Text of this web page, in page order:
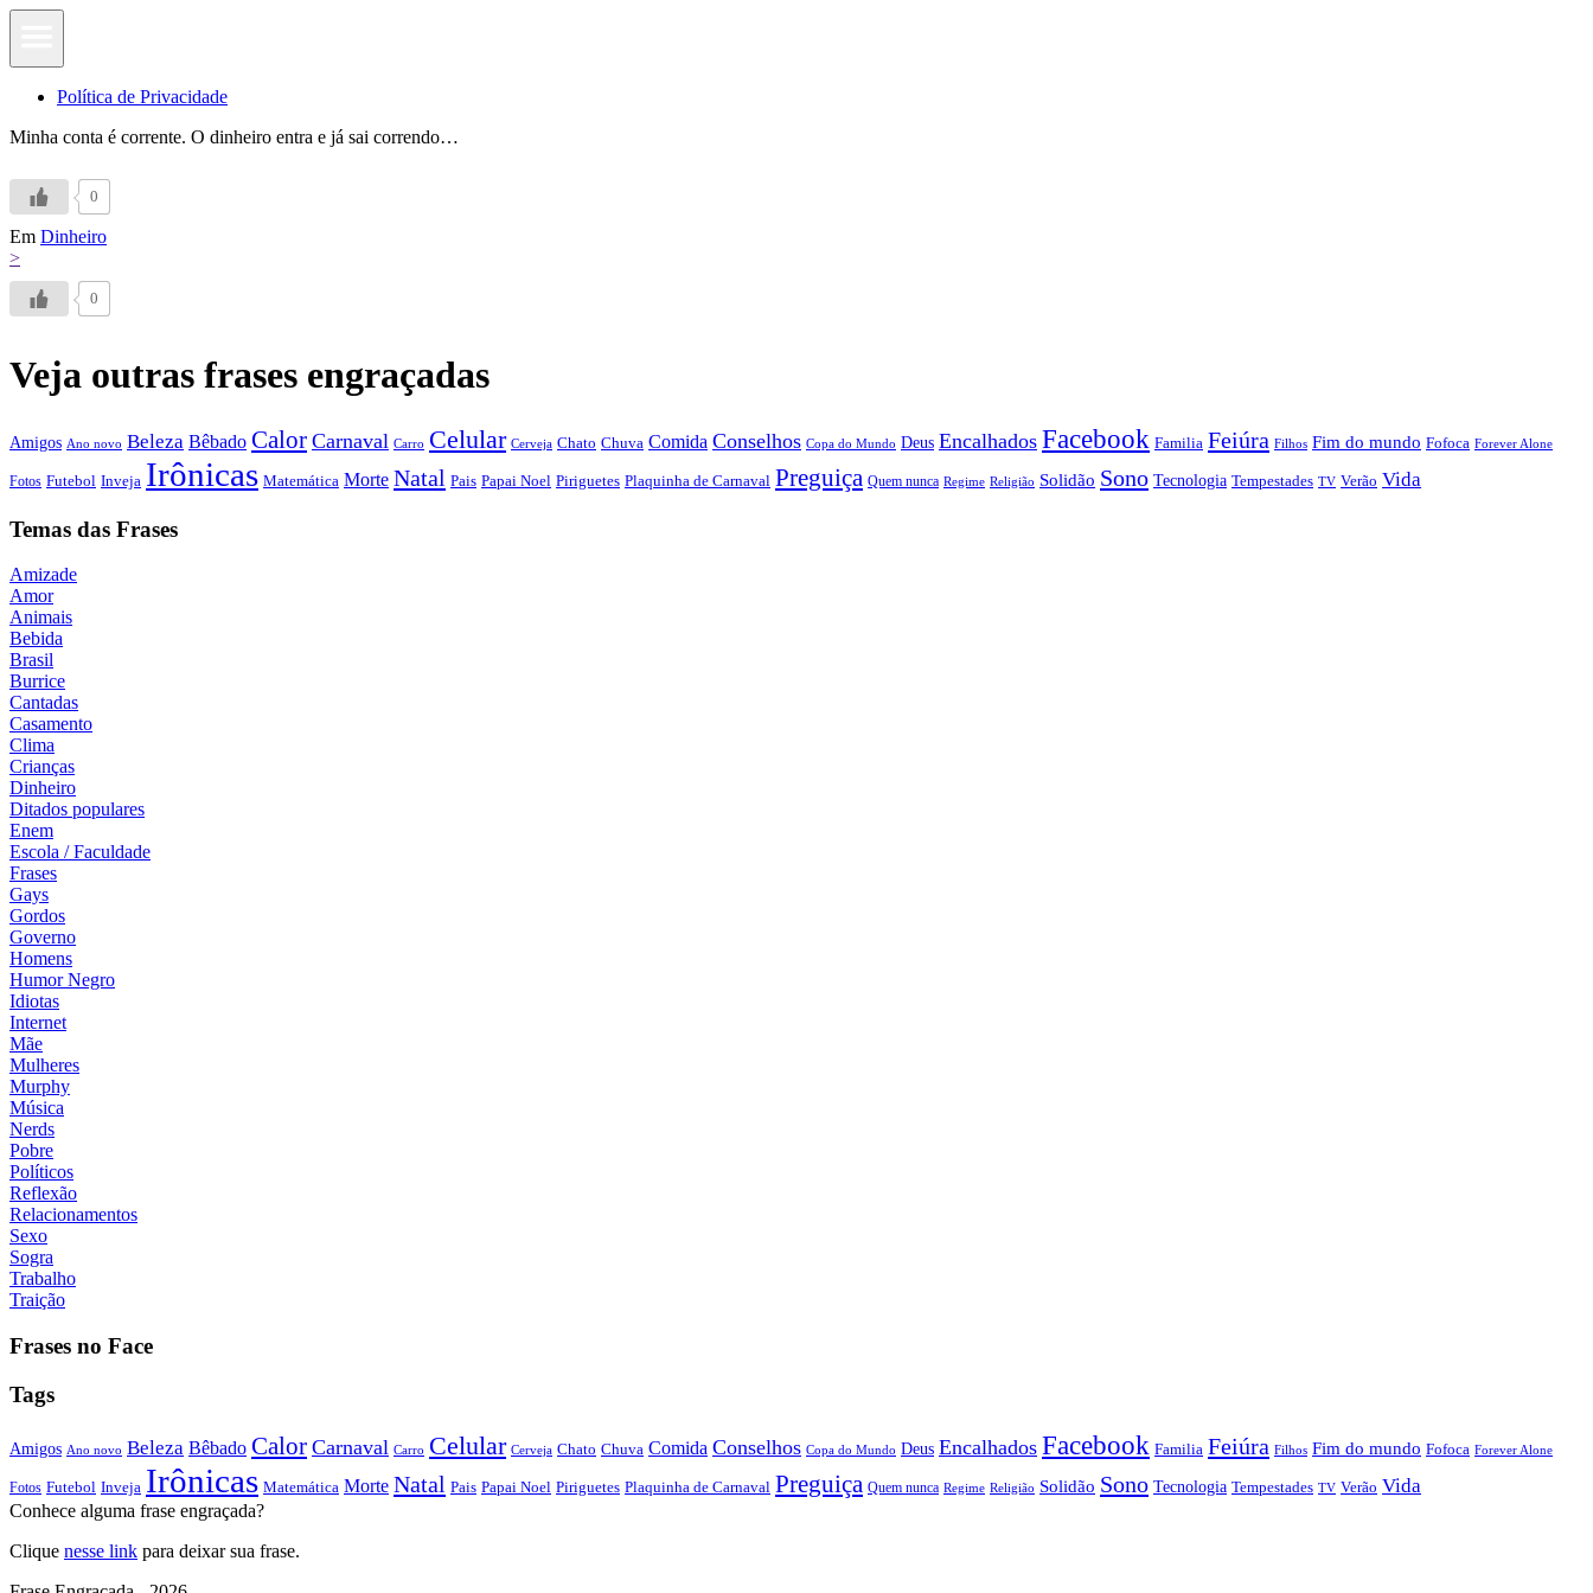
Política de Privacidade
Minha conta é corrente. O dinheiro entra e já sai correndo…
0
Em Dinheiro
>
0
Veja outras frases engraçadas
Amigos Ano novo Beleza Bêbado Calor Carnaval Carro Celular Cerveja Chato Chuva Comida Conselhos Copa do Mundo Deus Encalhados Facebook Familia Feiúra Filhos Fim do mundo Fofoca Forever Alone
Fotos Futebol Inveja Irônicas Matemática Morte Natal Pais Papai Noel Piriguetes Plaquinha de Carnaval Preguiça Quem nunca Regime Religião Solidão Sono Tecnologia Tempestades TV Verão Vida
Temas das Frases
Amizade
Amor
Animais
Bebida
Brasil
Burrice
Cantadas
Casamento
Clima
Crianças
Dinheiro
Ditados populares
Enem
Escola / Faculdade
Frases
Gays
Gordos
Governo
Homens
Humor Negro
Idiotas
Internet
Mãe
Mulheres
Murphy
Música
Nerds
Pobre
Políticos
Reflexão
Relacionamentos
Sexo
Sogra
Trabalho
Traição
Frases no Face
Tags
Amigos Ano novo Beleza Bêbado Calor Carnaval Carro Celular Cerveja Chato Chuva Comida Conselhos Copa do Mundo Deus Encalhados Facebook Familia Feiúra Filhos Fim do mundo Fofoca Forever Alone
Fotos Futebol Inveja Irônicas Matemática Morte Natal Pais Papai Noel Piriguetes Plaquinha de Carnaval Preguiça Quem nunca Regime Religião Solidão Sono Tecnologia Tempestades TV Verão Vida
Conhece alguma frase engraçada?
Clique nesse link para deixar sua frase.